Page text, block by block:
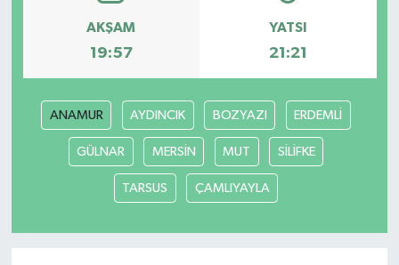
AKŞAM
19:57
YATSI
21:21
ANAMUR AYDINCIK BOZYAZI ERDEMLİ
GÜLNAR MERSİN MUT SİLİFKE
TARSUS ÇAMLIYAYLA